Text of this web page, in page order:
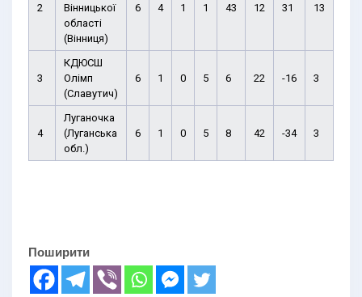
2
Вінницької
області
(Вінниця)
6 4 1 1 43 12 31 13
3
КДЮСШ
Олімп
(Славутич)
6 1 0 5 6 22 -16 3
4
Луганочка
(Луганська
обл.)
6 1 0 5 8 42 -34 3
Поширити